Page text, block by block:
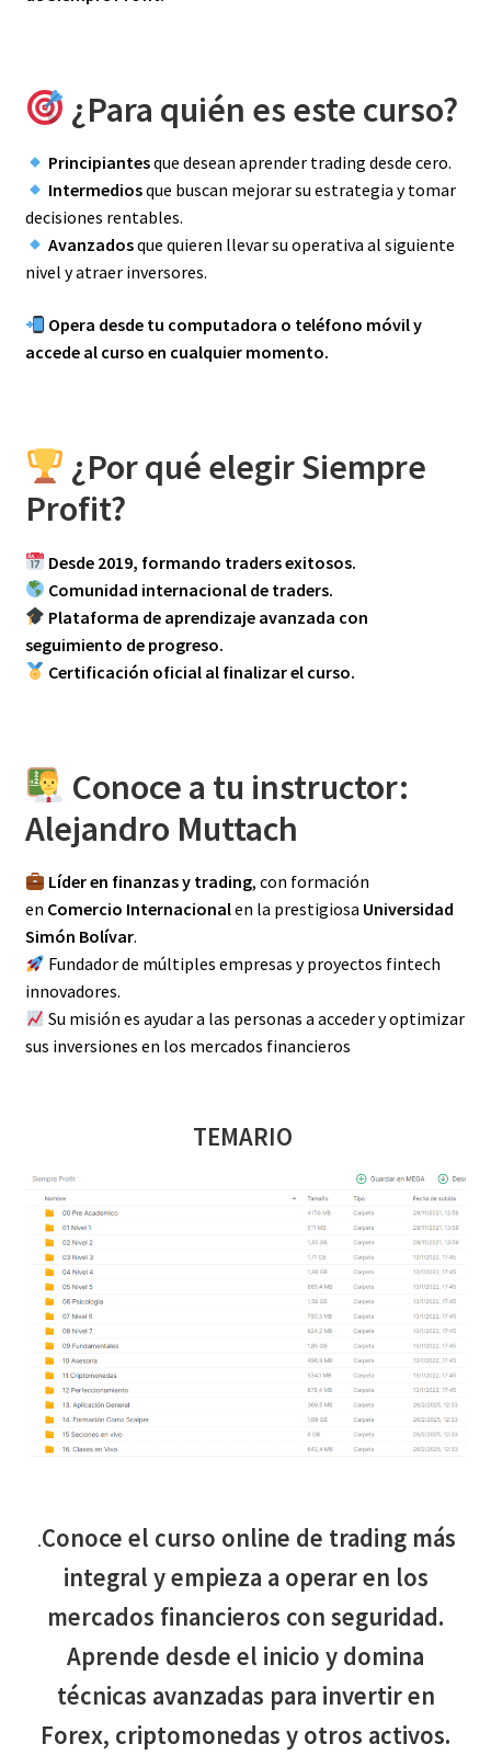
¿Para quién es este curso?
Principiantesque desean aprender trading desde cero.
Intermediosque buscan mejorar su estrategia y tomar
decisiones rentables.
Avanzadosque quieren llevar su operativa al siguiente
nivel y atraer inversores.
Opera desde tu computadora o teléfono móvil y
accede al curso en cualquier momento.
¿Por qué elegir Siempre
Profit?
Desde 2019, formando traders exitosos.
Comunidad internacional de traders.
Plataforma de aprendizaje avanzada con
seguimiento de progreso.
Certificación oficial al finalizar el curso.
Conoce a tu instructor:
Alejandro Muttach
Líder en finanzas y trading, con formación
en Comercio Internacionalen la prestigiosa Universidad
Simón Bolívar.
Fundador de múltiples empresas y proyectos fintech
innovadores.
Su misión es ayudar a las personas a acceder y optimizar
sus inversiones en los mercados financieros
TEMARIO
.Conoce el curso online de trading más
integral y empieza a operar en los
mercados financieros con seguridad.
Aprende desde el inicio y domina
técnicas avanzadas para invertir en
Forex, criptomonedas y otros activos.